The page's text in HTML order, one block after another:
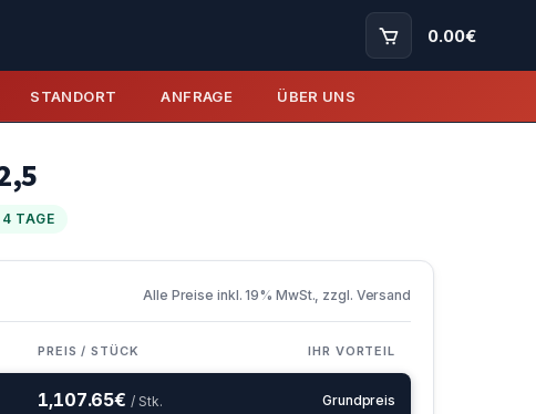
0.00€
STANDORT ANFRAGE ÜBER UNS
TAGE
Alle Preise inkl. 19% MwSt., zzgl. Versand
PREIS / STÜCK IHR VORTEIL
1,107.65€ / Stk. Grundpreis